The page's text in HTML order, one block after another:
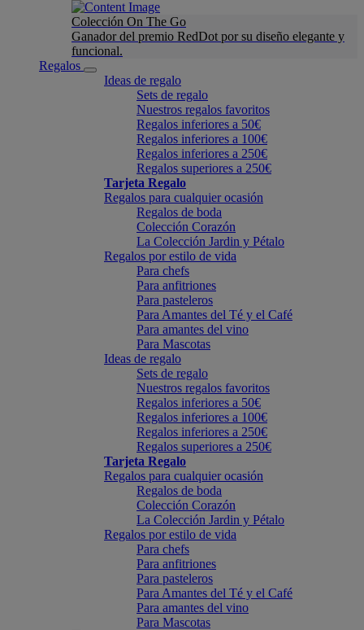
Colección On The Go
Ganador del premio RedDot por su diseño elegante y
funcional.
Regalos
Ideas de regalo
Sets de regalo
Nuestros regalos favoritos
Regalos inferiores a 50€
Regalos inferiores a 100€
Regalos inferiores a 250€
Regalos superiores a 250€
Tarjeta Regalo
Regalos para cualquier ocasión
Regalos de boda
Colección Corazón
La Colección Jardin y Pétalo
Regalos por estilo de vida
Para chefs
Para anfitriones
Para pasteleros
Para Amantes del Té y el Café
Para amantes del vino
Para Mascotas
Ideas de regalo
Sets de regalo
Nuestros regalos favoritos
Regalos inferiores a 50€
Regalos inferiores a 100€
Regalos inferiores a 250€
Regalos superiores a 250€
Tarjeta Regalo
Regalos para cualquier ocasión
Regalos de boda
Colección Corazón
La Colección Jardin y Pétalo
Regalos por estilo de vida
Para chefs
Para anfitriones
Para pasteleros
Para Amantes del Té y el Café
Para amantes del vino
Para Mascotas